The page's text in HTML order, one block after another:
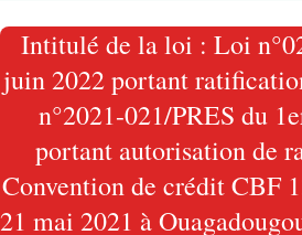
Intitulé de la loi : Loi
juin 2022 portant
n°2021-021/PRES du
portant autorisation de
Convention de crédit CBF
21 mai 2021 à